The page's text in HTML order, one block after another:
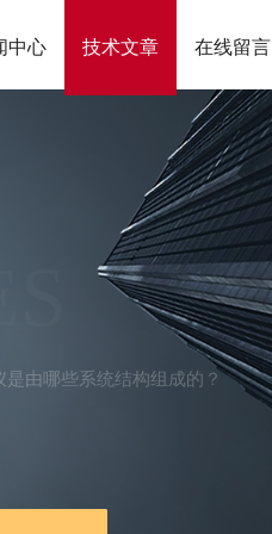
中心 技术文章 在线留言
由哪些系统结构组成的？